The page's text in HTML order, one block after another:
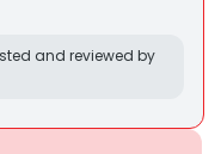
and reviewed by